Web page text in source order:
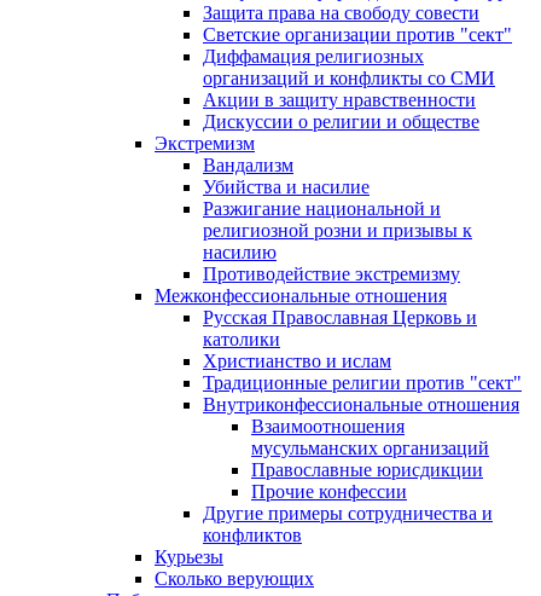
Защита права на свободу совести
Светские организации против "сект"
Диффамация религиозных
организаций и конфликты со СМИ
Акции в защиту нравственности
Дискуссии о религии и обществе
Экстремизм
Вандализм
Убийства и насилие
Разжигание национальной и
религиозной розни и призывы к
насилию
Противодействие экстремизму
Межконфессиональные отношения
Русская Православная Церковь и
католики
Христианство и ислам
Традиционные религии против "сект"
Внутриконфессиональные отношения
Взаимоотношения
мусульманских организаций
Православные юрисдикции
Прочие конфессии
Другие примеры сотрудничества и
конфликтов
Курьезы
Сколько верующих